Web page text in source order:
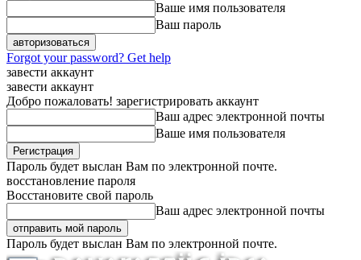
Ваше имя пользователя
Ваш пароль
Forgot your password? Get help
завести аккаунт
завести аккаунт
Добро пожаловать! зарегистрировать аккаунт
Ваш адрес электронной почты
Ваше имя пользователя
Пароль будет выслан Вам по электронной почте.
восстановление пароля
Восстановите свой пароль
Ваш адрес электронной почты
Пароль будет выслан Вам по электронной почте.